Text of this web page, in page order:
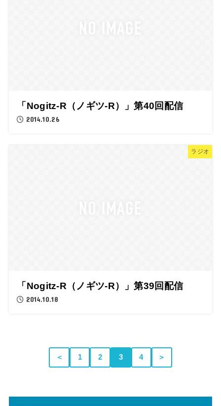
「Nogitz-R（ノギツ-R）」第40回配信
2014.10.26
ラジオ
「Nogitz-R（ノギツ-R）」第39回配信
2014.10.18
＜ 1 2 3 4 ＞